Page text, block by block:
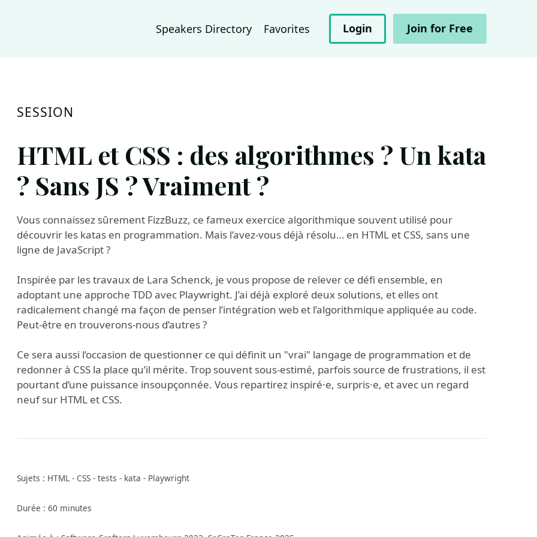
Speakers Directory Favorites Login Join for Free
SESSION
HTML et CSS : des algorithmes ? Un kata
? Sans JS ? Vraiment ?
Vous connaissez sûrement FizzBuzz, ce fameux exercice algorithmique souvent utilisé pour
découvrir les katas en programmation. Mais l’avez-vous déjà résolu… en HTML et CSS, sans une
ligne de JavaScript ?
Inspirée par les travaux de Lara Schenck, je vous propose de relever ce défi ensemble, en
adoptant une approche TDD avec Playwright. J’ai déjà exploré deux solutions, et elles ont
radicalement changé ma façon de penser l’intégration web et l’algorithmique appliquée au code.
Peut-être en trouverons-nous d’autres ?
Ce sera aussi l’occasion de questionner ce qui définit un "vrai" langage de programmation et de
redonner à CSS la place qu’il mérite. Trop souvent sous-estimé, parfois source de frustrations, il est
pourtant d’une puissance insoupçonnée. Vous repartirez inspiré·e, surpris·e, et avec un regard
neuf sur HTML et CSS.
Sujets : HTML - CSS - tests - kata - Playwright
Durée : 60 minutes